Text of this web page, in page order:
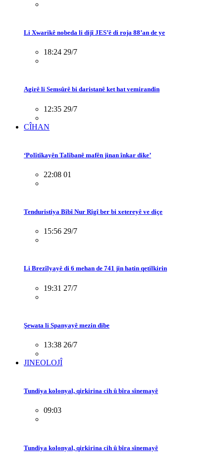
Li Xwarikê nobeda li dijî JES’ê di roja 88’an de ye
18:24 29/7
Agirê li Semsûrê bi daristanê ket hat vemirandin
12:35 29/7
CÎHAN
‘Polîtîkayên Talîbanê mafên jinan înkar dike’
22:08 01
Tenduristiya Bîbî Nur Rîgî ber bi xetereyê ve diçe
15:56 29/7
Li Brezîlyayê di 6 mehan de 741 jin hatin qetilkirin
19:31 27/7
Şewata li Spanyayê mezin dibe
13:38 26/7
JINEOLOJÎ
Tundiya kolonyal, qirkirina cih û bîra sînemayê
09:03
Tundiya kolonyal, qirkirina cih û bîra sînemayê